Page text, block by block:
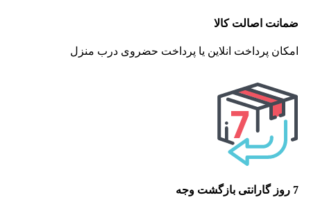
ضمانت اصالت کالا
امکان پرداخت انلاین یا پرداخت حضروی درب منزل
7 روز گارانتی بازگشت وجه